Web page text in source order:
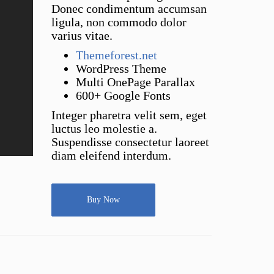
Donec condimentum accumsan
ligula, non commodo dolor
varius vitae.
Themeforest.net
WordPress Theme
Multi OnePage Parallax
600+ Google Fonts
Integer pharetra velit sem, eget
luctus leo molestie a.
Suspendisse consectetur laoreet
diam eleifend interdum.
Buy Now